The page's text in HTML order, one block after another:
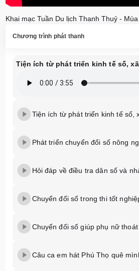
Khai mạc Tuần Du lịch Thanh Thuỷ -
Chương trình phát thanh
Tiện ích từ phát triển kinh tế số,
Tiện ích từ phát triển kinh tế số,
Phát triển chuyển đổi số nông
Hỏi đáp về điều tra dân số và
Chuyển đổi số trong thi tốt
Chuyển đối số giúp phụ nữ
Câu ca em hát Phú Thọ quê